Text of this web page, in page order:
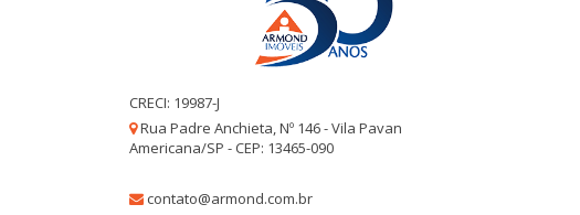
CRECI: 19987-J
Rua Padre Anchieta, Nº 146 - Vila Pavan
Americana/SP - CEP: 13465-090
contato@armond.com.br